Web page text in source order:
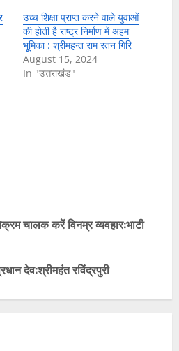
उच्च शिक्षा प्राप्त करने वाले युवाओं
की होती है राष्ट्र निर्माण में अहम
भूूमिका : श्रीमहन्त राम रतन गिरि
August 15, 2024
In "उत्तराखंड"
चालक करें विनम्र व्यवहार:भाटी
देव:श्रीमहंत रविंद्रपुरी